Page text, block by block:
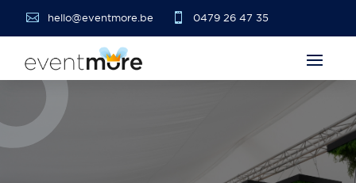
 hello@eventmore.be  0479 26 47 35